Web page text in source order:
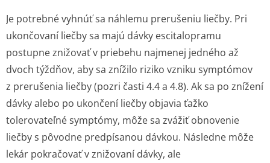
Je potrebné vyhnúť sa náhlemu prerušeniu liečby. Pri
ukončovaní liečby sa majú dávky escitalopramu
postupne znižovať v priebehu najmenej jedného až
dvoch týždňov, aby sa znížilo riziko vzniku symptómov
z prerušenia liečby (pozri časti 4.4 a 4.8). Ak sa po znížení
dávky alebo po ukončení liečby objavia ťažko
tolerovateľné symptómy, môže sa zvážiť obnovenie
liečby s pôvodne predpísanou dávkou. Následne môže
lekár pokračovať v znižovaní dávky, ale